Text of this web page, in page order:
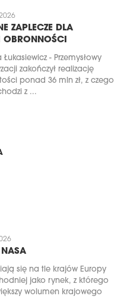
ZAPLECZE DLA
OBRONNOŚCI
- Przemysłowy
zakończył realizację
ponad 36 mln zł, z czego
z ...
NASA
się na tle krajów Europy
jako rynek, z którego
wolumen krajowego